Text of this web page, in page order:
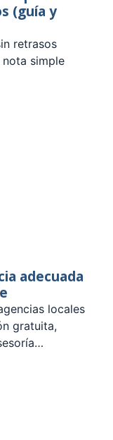
(guía y
retrasos
simple
adecuada
locales
gratuita,